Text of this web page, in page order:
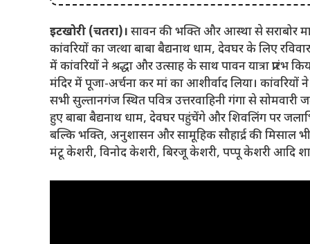
इटखोरी (चतरा)। सावन की भक्ति और आस्था से सराबोर
कांवरियों का जत्था बाबा बैद्यनाथ धाम, देवघर के लिए
में कांवरियों ने श्रद्धा और उत्साह के साथ पावन यात्रा प्रारंभ
मंदिर में पूजा-अर्चना कर मां का आशीर्वाद लिया।
सभी सुल्तानगंज स्थित पवित्र उत्तरवाहिनी गंगा से
हुए बाबा बैद्यनाथ धाम, देवघर पहुंचेंगे और शिवलिंग पर
बल्कि भक्ति, अनुशासन और सामूहिक सौहार्द्र की मिसाल
मंटू केशरी, विनोद केशरी, बिरजू केशरी, पप्पू केशरी आदि